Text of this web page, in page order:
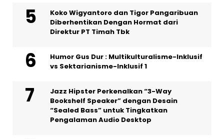
Koko Wigyantoro dan Tigor Pangaribuan
Diberhentikan Dengan Hormat dari
Direktur PT Timah Tbk
Humor Gus Dur : Multikulturalisme-Inklusif
vs Sektarianisme-Inklusif 1
Jazz Hipster Perkenalkan “3-Way
Bookshelf Speaker” dengan Desain
“Sealed Bass” untuk Tingkatkan
Pengalaman Audio Desktop